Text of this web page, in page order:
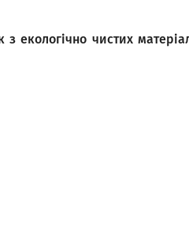
екологічно чистих